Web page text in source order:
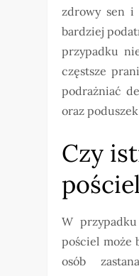
zdrowy sen i
bardziej
przypadku
częstsze
podrażniać
oraz
Czy
W
pościel może
osób